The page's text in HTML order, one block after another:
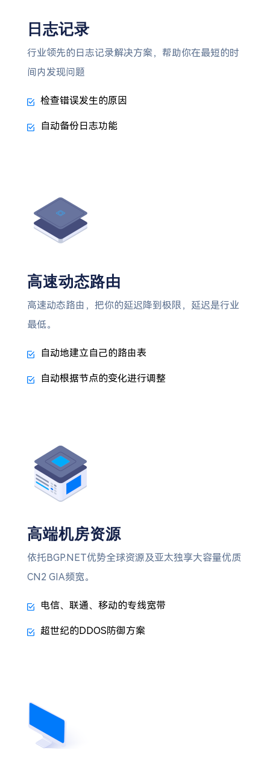
日志记录
行业领先的日志记录解决方案，帮助你在最短的时
间内发现问题
检查错误发生的原因
自动备份日志功能
高速动态路由
高速动态路由，把你的延迟降到极限，延迟是行业
最低。
自动地建立自己的路由表
自动根据节点的变化进行调整
高端机房资源
依托BGP.NET优势全球资源及亚太独享大容量优质
CN2 GIA频宽。
电信、联通、移动的专线宽带
超世纪的DDOS防御方案